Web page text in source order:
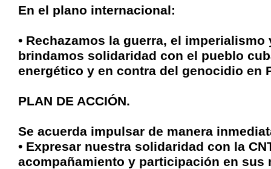
En el plano internacional:
• Rechazamos la guerra, el
brindamos solidaridad con el pueblo
energético y en contra del genocidio en
PLAN DE ACCIÓN.
Se acuerda impulsar de manera
• Expresar nuestra solidaridad con la
acompañamiento y participación en sus